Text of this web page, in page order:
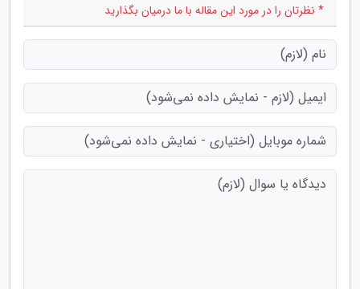
* نظرتان را در مورد این مقاله با ما درمیان بگذارید